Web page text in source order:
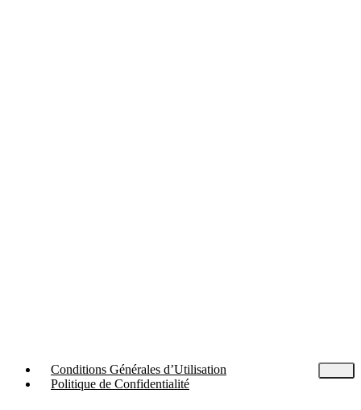
Conditions Générales d’Utilisation
Politique de Confidentialité